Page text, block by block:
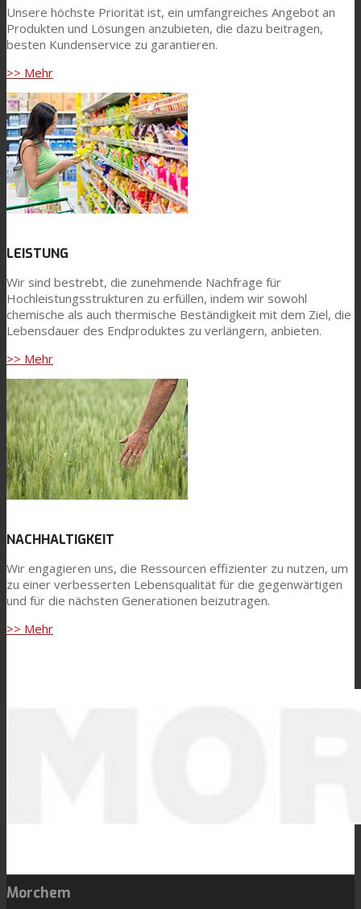
Menü Menü
Unsere höchste Priorität ist, ein umfangreiches Angebot an
Produkten und Lösungen anzubieten, die dazu beitragen,
besten Kundenservice zu garantieren.
>> Mehr
LEISTUNG
Wir sind bestrebt, die zunehmende Nachfrage für
Hochleistungsstrukturen zu erfüllen, indem wir sowohl
chemische als auch thermische Beständigkeit mit dem Ziel, die
Lebensdauer des Endproduktes zu verlängern, anbieten.
>> Mehr
NACHHALTIGKEIT
Wir engagieren uns, die Ressourcen effizienter zu nutzen, um
zu einer verbesserten Lebensqualität für die gegenwärtigen
und für die nächsten Generationen beizutragen.
>> Mehr
Morchem